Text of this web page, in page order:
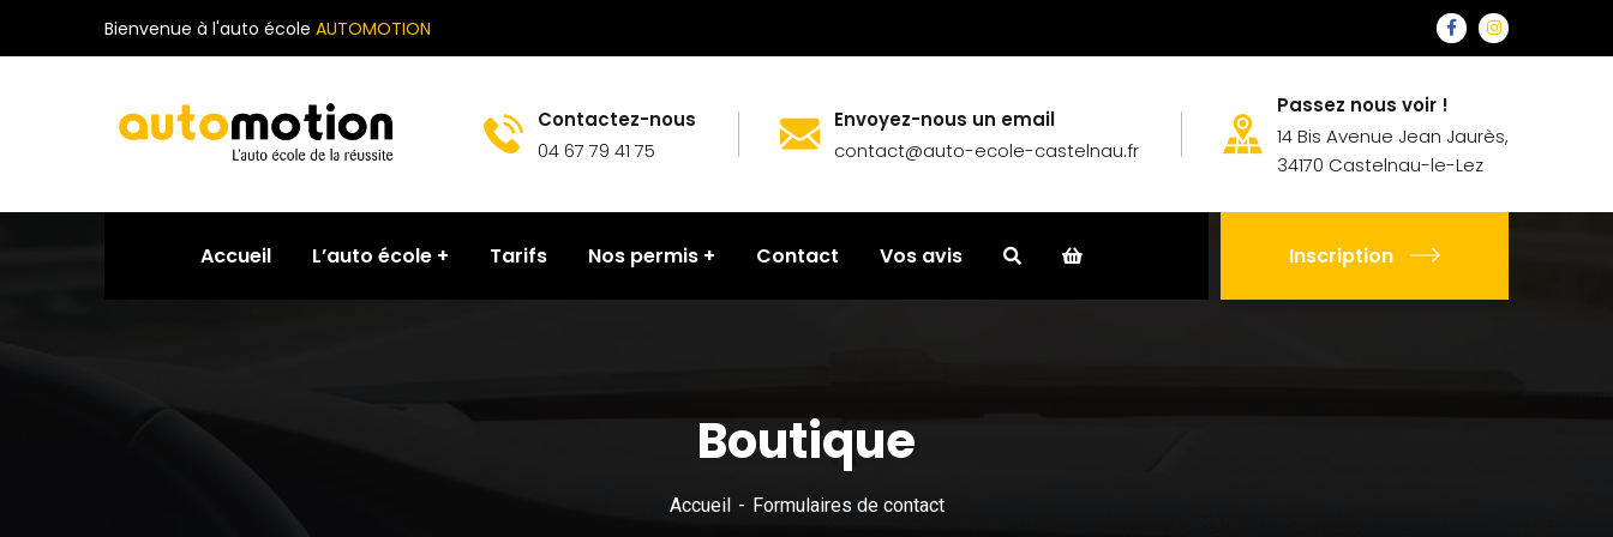
Bienvenue à l'auto école AUTOMOTION
Contactez-nous
04 67 79 41 75
Envoyez-nous un email
contact@auto-ecole-castelnau.fr
Passez nous voir !
14 Bis Avenue Jean Jaurès,
34170 Castelnau-le-Lez
Accueil L’auto école Tarifs Nos permis Contact Vos avis Inscription
Boutique
Accueil Formulaires de contact